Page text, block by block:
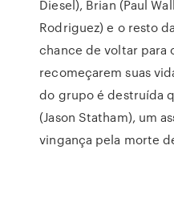
Diesel), Brian (Paul
Rodriguez) e o resto
chance de voltar para
recomeçarem suas
do grupo é destruída
(Jason Statham), um
vingança pela morte